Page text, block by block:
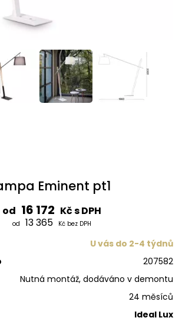
Eminent pt1
od 16 172 Kč s DPH
od 13 365 Kč bez DPH
U vás do 2-4 týdnů
207582
Nutná montáž, dodáváno v demontu
24 měsíců
Ideal Lux